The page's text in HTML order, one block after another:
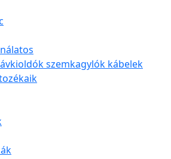
szemkagylók kábelek